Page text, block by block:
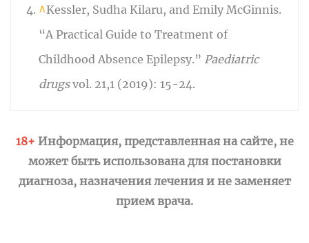
^Kessler, Sudha Kilaru, and Emily McGinnis.
“A Practical Guide to Treatment of
Childhood Absence Epilepsy.” Paediatric
drugsvol. 21,1 (2019): 15-24.
18+ Информация, представленная на сайте, не
может быть использована для постановки
диагноза, назначения лечения и не заменяет
прием врача.